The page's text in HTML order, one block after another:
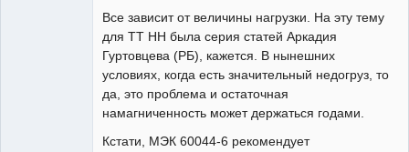
Все зависит от величины нагрузки. На эту тему
для ТТ НН была серия статей Аркадия
Гуртовцева (РБ), кажется. В нынешних
условиях, когда есть значительный недогруз, то
да, это проблема и остаточная
намагниченность может держаться годами.
Кстати, МЭК 60044-6 рекомендует